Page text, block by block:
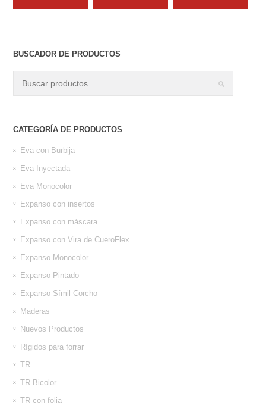
BUSCADOR DE PRODUCTOS
CATEGORÍA DE PRODUCTOS
Eva con Burbija
Eva Inyectada
Eva Monocolor
Expanso con insertos
Expanso con máscara
Expanso con Vira de CueroFlex
Expanso Monocolor
Expanso Pintado
Expanso Símil Corcho
Maderas
Nuevos Productos
Rígidos para forrar
TR
TR Bicolor
TR con folia